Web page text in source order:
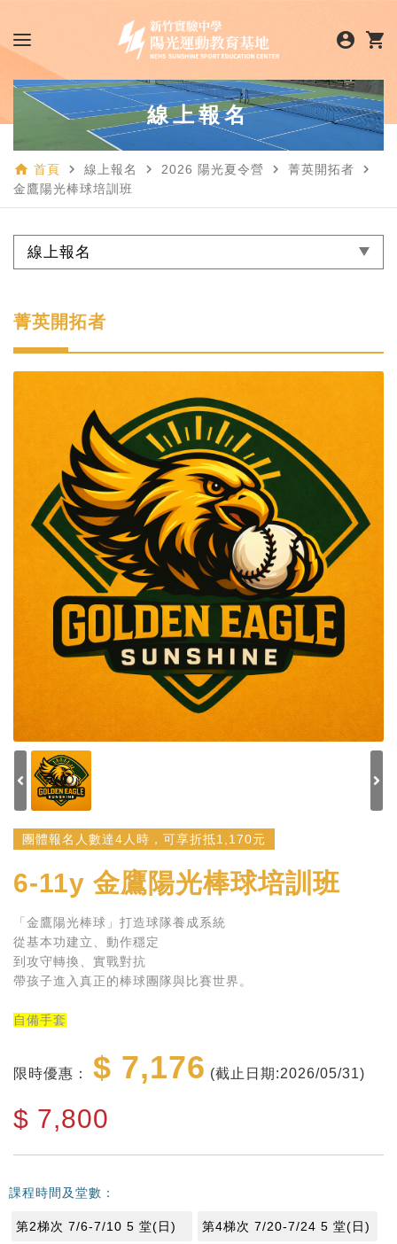
account_circle shopping_cart
線上報名
home 首頁 navigate_next 線上報名 navigate_next 2026 陽光夏令營 navigate_next 菁英開拓者 navigate_next
金鷹陽光棒球培訓班
線上報名
菁英開拓者
團體報名人數達4人時，可享折抵1,170元
6-11y 金鷹陽光棒球培訓班
「金鷹陽光棒球」打造球隊養成系統
從基本功建立、動作穩定
到攻守轉換、實戰對抗
帶孩子進入真正的棒球團隊與比賽世界。
自備手套
限時優惠： $ 7,176 (截止日期:2026/05/31)
$ 7,800
課程時間及堂數：
第2梯次 7/6-7/10 5 堂(日) 第4梯次 7/20-7/24 5 堂(日)